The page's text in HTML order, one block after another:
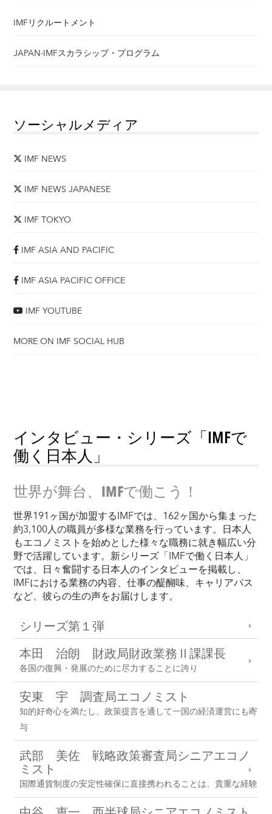
IMFリクルートメント
JAPAN-IMFスカラシップ・プログラム
ソーシャルメディア
IMF NEWS
IMF NEWS JAPANESE
IMF TOKYO
IMF ASIA AND PACIFIC
IMF ASIA PACIFIC OFFICE
IMF YOUTUBE
MORE ON IMF SOCIAL HUB
インタビュー・シリーズ「IMFで
働く日本人」
世界が舞台、IMFで働こう！
世界191ヶ国が加盟するIMFでは、162ヶ国から集まった
約3,100人の職員が多様な業務を行っています。日本人
もエコノミストを始めとした様々な職務に就き幅広い分
野で活躍しています。新シリーズ「IMFで働く日本人」
では、日々奮闘する日本人のインタビューを掲載し、
IMFにおける業務の内容、仕事の醍醐味、キャリアパス
など、彼らの生の声をお届けします。
シリーズ第１弾
本田 治朗 財政局財政業務Ⅱ課課長
各国の復興・発展のために尽力することに誇り
安東 宇 調査局エコノミスト
知的好奇心を満たし、政策提言を通して一国の経済運営にも寄
与
武部 美佐 戦略政策審査局シニアエコノ
ミスト
国際通貨制度の安定性確保に直接携われることは、貴重な経験